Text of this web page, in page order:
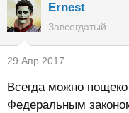
Ernest
Завсегдатый
29 Апр 2017
Всегда можно
Федеральным